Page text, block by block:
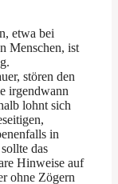
etwa bei
Menschen, ist
stören den
irgendwann
lohnt sich
in
das
Hinweise auf
ohne Zögern